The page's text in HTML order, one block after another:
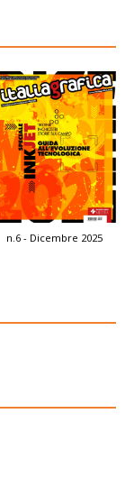
n.6 - Dicembre 2025